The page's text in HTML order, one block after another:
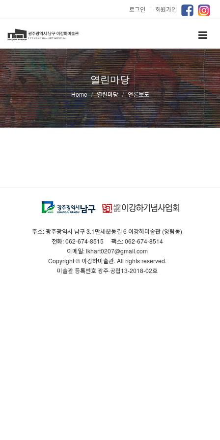
로그인 ｜ 회원가입
열린마당
Home 열린마당 언론보도
주소: 광주광역시 남구 3.1만세운동길 6 이강하미술관 (양림동)
전화: 062-674-8515
팩스: 062-674-8514
이메일: lkhart0207@gmail.com
Copyright © 이강하미술관. All rights reserved.
미술관 등록번호 광주·공립13-2018-02호